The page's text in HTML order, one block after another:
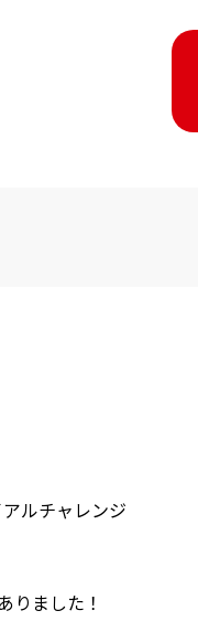
ルチャレンジ
りました！